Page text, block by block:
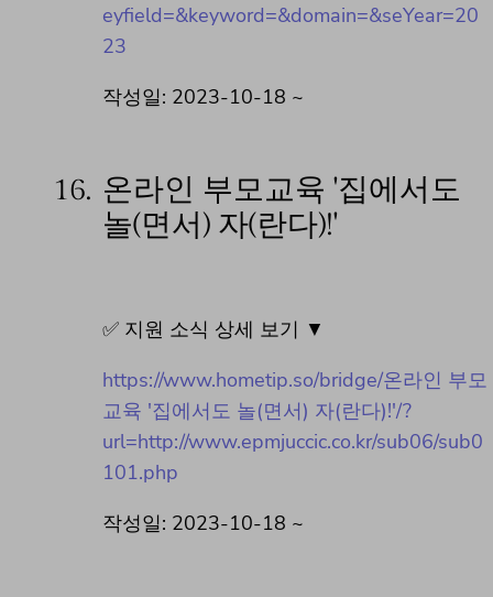
eyfield=&keyword=&domain=&seYear=20
23
작성일: 2023-10-18 ~
16. 온라인 부모교육 '집에서도
놀(면서) 자(란다)!'
✅ 지원 소식 상세 보기 ▼
https://www.hometip.so/bridge/온라인 부모
교육 '집에서도 놀(면서) 자(란다)!'/?
url=http://www.epmjuccic.co.kr/sub06/sub0
101.php
작성일: 2023-10-18 ~